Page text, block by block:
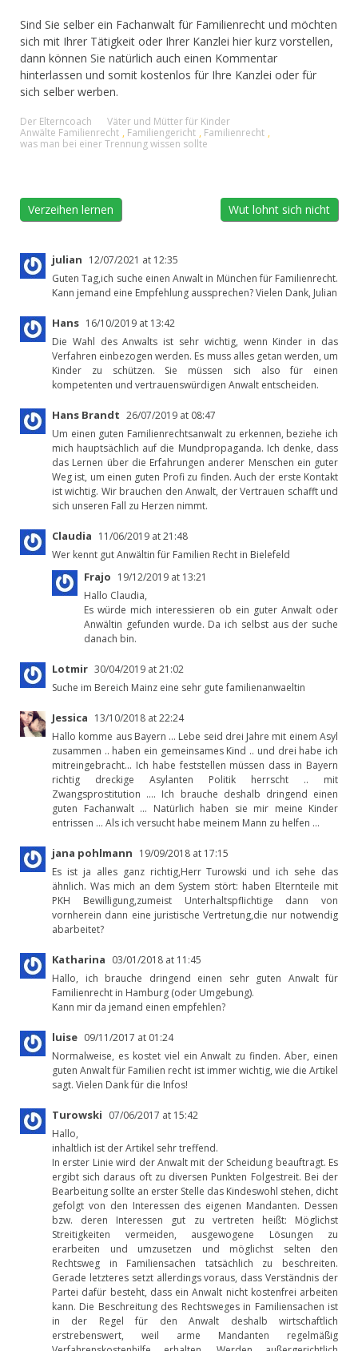
Sind Sie selber ein Fachanwalt für Familienrecht und möchten
sich mit Ihrer Tätigkeit oder Ihrer Kanzlei hier kurz vorstellen,
dann können Sie natürlich auch einen Kommentar
hinterlassen und somit kostenlos für Ihre Kanzlei oder für
sich selber werben.
Der Elterncoach
Väter und Mütter für Kinder
Anwälte Familienrecht , Familiengericht , Familienrecht ,
was man bei einer Trennung wissen sollte
Verzeihen lernen Wut lohnt sich nicht
julian 12/07/2021 at 12:35
Guten Tag,ich suche einen Anwalt in München für Familienrecht.
Kann jemand eine Empfehlung aussprechen? Vielen Dank, Julian
Hans 16/10/2019 at 13:42
Die Wahl des Anwalts ist sehr wichtig, wenn Kinder in das
Verfahren einbezogen werden. Es muss alles getan werden, um
Kinder zu schützen. Sie müssen sich also für einen
kompetenten und vertrauenswürdigen Anwalt entscheiden.
Hans Brandt 26/07/2019 at 08:47
Um einen guten Familienrechtsanwalt zu erkennen, beziehe ich
mich hauptsächlich auf die Mundpropaganda. Ich denke, dass
das Lernen über die Erfahrungen anderer Menschen ein guter
Weg ist, um einen guten Profi zu finden. Auch der erste Kontakt
ist wichtig. Wir brauchen den Anwalt, der Vertrauen schafft und
sich unseren Fall zu Herzen nimmt.
Claudia 11/06/2019 at 21:48
Wer kennt gut Anwältin für Familien Recht in Bielefeld
Frajo 19/12/2019 at 13:21
Hallo Claudia,
Es würde mich interessieren ob ein guter Anwalt oder
Anwältin gefunden wurde. Da ich selbst aus der suche
danach bin.
Lotmir 30/04/2019 at 21:02
Suche im Bereich Mainz eine sehr gute familienanwaeltin
Jessica 13/10/2018 at 22:24
Hallo komme aus Bayern … Lebe seid drei Jahre mit einem Asyl
zusammen .. haben ein gemeinsames Kind .. und drei habe ich
mitreingebracht… Ich habe feststellen müssen dass in Bayern
richtig dreckige Asylanten Politik herrscht .. mit
Zwangsprostitution …. Ich brauche deshalb dringend einen
guten Fachanwalt … Natürlich haben sie mir meine Kinder
entrissen … Als ich versucht habe meinem Mann zu helfen …
jana pohlmann 19/09/2018 at 17:15
Es ist ja alles ganz richtig,Herr Turowski und ich sehe das
ähnlich. Was mich an dem System stört: haben Elternteile mit
PKH Bewilligung,zumeist Unterhaltspflichtige dann von
vornherein dann eine juristische Vertretung,die nur notwendig
abarbeitet?
Katharina 03/01/2018 at 11:45
Hallo, ich brauche dringend einen sehr guten Anwalt für
Familienrecht in Hamburg (oder Umgebung).
Kann mir da jemand einen empfehlen?
luise 09/11/2017 at 01:24
Normalweise, es kostet viel ein Anwalt zu finden. Aber, einen
guten Anwalt für Familien recht ist immer wichtig, wie die Artikel
sagt. Vielen Dank für die Infos!
Turowski 07/06/2017 at 15:42
Hallo,
inhaltlich ist der Artikel sehr treffend.
In erster Linie wird der Anwalt mit der Scheidung beauftragt. Es
ergibt sich daraus oft zu diversen Punkten Folgestreit. Bei der
Bearbeitung sollte an erster Stelle das Kindeswohl stehen, dicht
gefolgt von den Interessen des eigenen Mandanten. Dessen
bzw. deren Interessen gut zu vertreten heißt: Möglichst
Streitigkeiten vermeiden, ausgewogene Lösungen zu
erarbeiten und umzusetzen und möglichst selten den
Rechtsweg in Familiensachen tatsächlich zu beschreiten.
Gerade letzteres setzt allerdings voraus, dass Verständnis der
Partei dafür besteht, dass ein Anwalt nicht kostenfrei arbeiten
kann. Die Beschreitung des Rechtsweges in Familiensachen ist
in der Regel für den Anwalt deshalb wirtschaftlich
erstrebenswert, weil arme Mandanten regelmäßig